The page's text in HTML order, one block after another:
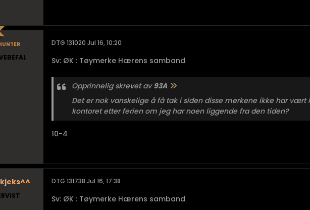
DTG 131020 Jul 16, 10:20
Sv: ØK : Tøymerke Hærens samband
Opprinnelig skrevet av93A
Det er nok vanskelige å få tak i siden disse merkene ikke har vært
kontoret etter ferien om jeg har noen liggende fra den tiden?
10-4
DTG 131738 Jul 16, 17:38
Sv: ØK : Tøymerke Hærens samband